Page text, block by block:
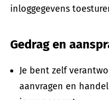
inloggegevens
Gedrag en
Je bent zelf
aanvragen en